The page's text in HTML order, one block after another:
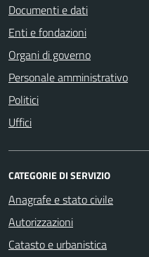
Documenti e dati
Enti e fondazioni
Organi di governo
Personale amministrativo
Politici
Uffici
CATEGORIE DI SERVIZIO
Anagrafe e stato civile
Autorizzazioni
Catasto e urbanistica